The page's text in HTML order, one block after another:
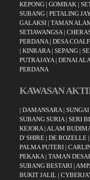
KEPONG | GOMBAK |
SUBANG | PETALING
GALAKSI | TAMAN
SETIAWANGSA|
PERDANA| DESA
| KINRARA| SEPANG |
PUTRAJAYA| DENAI
PERDANA
KAWASAN
| DAMANSARA|
SUBANG SURIA| SERI
KEJORA| ALAM
D' SHIRE | DE ROZELLE |
PALMA PUTERI |
PEKAKA| TAMAN
SUBANG BESTARI |
BUKIT JALIL |